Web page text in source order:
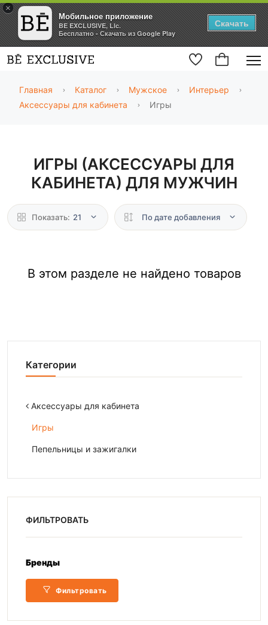
×
Мобильное приложение
BE EXCLUSIVE, Llc.
Бесплатно - Скачать из Google Play
Скачать
Главная Каталог Мужское
Интерьер
Аксессуары для кабинета
Игры
ИГРЫ (АКСЕССУАРЫ ДЛЯ
КАБИНЕТА) ДЛЯ МУЖЧИН
Показать: 21 По дате добавления
В этом разделе не найдено товаров
Категории
Аксессуары для кабинета
Игры
Пепельницы и зажигалки
ФИЛЬТРОВАТЬ
Бренды
Фильтровать